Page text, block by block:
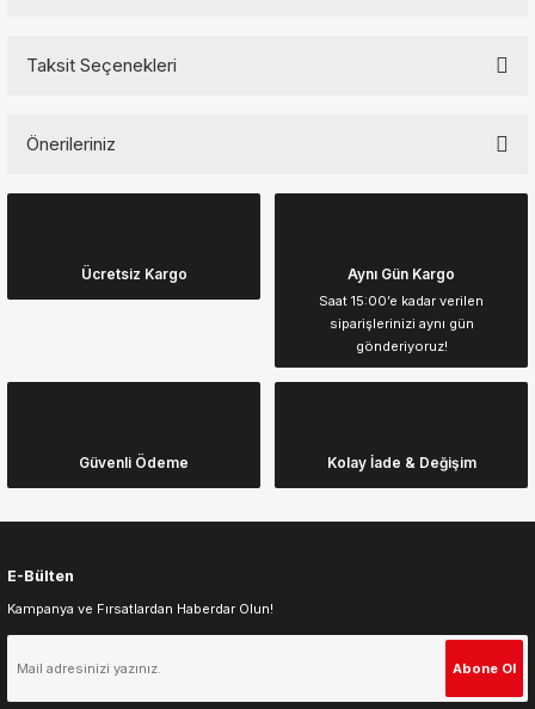
Taksit Seçenekleri
Önerileriniz
Görüş ve önerileriniz için teşekkür ederiz.
Ürün resmi kalitesiz, bozuk veya görüntülenemiyor.
Ürün açıklamasında eksik bilgiler bulunuyor.
Gönder
Ücretsiz Kargo Aynı Gün Kargo
Saat 15:00’e kadar verilen
siparişlerinizi aynı gün
gönderiyoruz!
Güvenli Ödeme Kolay İade & Değişim
E-Bülten
Kampanya ve Fırsatlardan Haberdar Olun!
Abone Ol